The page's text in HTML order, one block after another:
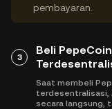
pembayaran.
3
Beli
Saat membeli
terdesentralisasi,
secara langsung,